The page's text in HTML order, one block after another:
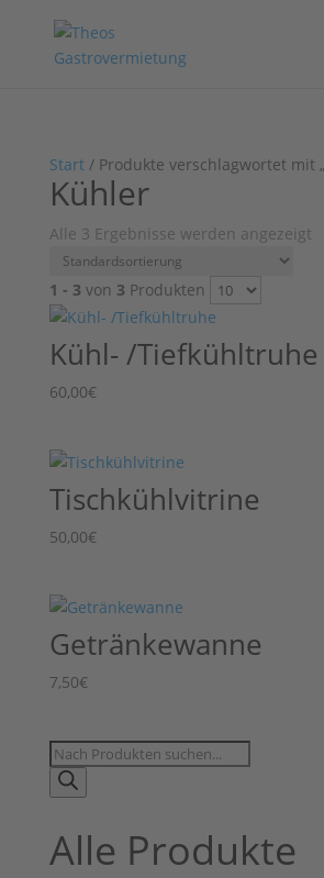
Start/ Produkte verschlagwortet mit
Kühler
Alle 3 Ergebnisse werden angezeigt
1 - 3 von 3 Produkten
Kühl- /Tiefkühltruhe
60,00€
Tischkühlvitrine
50,00€
Getränkewanne
7,50€
Products
search
Alle Produkte